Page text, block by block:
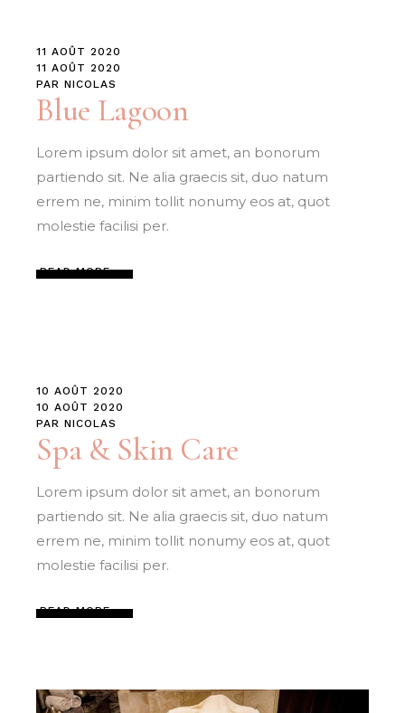
11 AOÛT 2020
11 AOÛT 2020
PAR NICOLAS
Blue Lagoon
Lorem ipsum dolor sit amet, an bonorum
partiendo sit. Ne alia graecis sit, duo natum
errem ne, minim tollit nonumy eos at, quot
molestie facilisi per.
READ MORE
10 AOÛT 2020
10 AOÛT 2020
PAR NICOLAS
Spa & Skin Care
Lorem ipsum dolor sit amet, an bonorum
partiendo sit. Ne alia graecis sit, duo natum
errem ne, minim tollit nonumy eos at, quot
molestie facilisi per.
READ MORE